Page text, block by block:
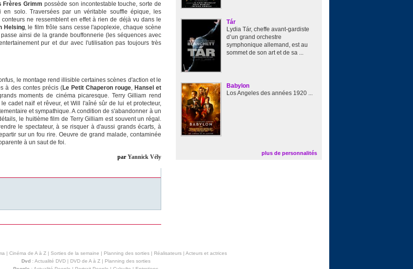
Frères Grimm possède son incontestable touche, sorte de
en solo. Traversées par un véritable souffle épique, les
ne ressemblent en effet à rien de déjà vu dans le
Helsing, le film frôle sans cesse l'apoplexie, chaque scène
ainsi de la grande bouffonnerie (les séquences avec
pur et dur avec l'utilisation pas toujours très
le montage rend illisible certaines scènes d'action et le
à des contes précis (Le Petit Chaperon rouge, Hansel et
moments de cinéma picaresque. Terry Gilliam rend
cadet naïf et rêveur, et Will l'aîné sûr de lui et protecteur,
et sympathique. A condition de s'abandonner à un
le huitième film de Terry Gilliam est souvent un régal.
le spectateur, à se risquer à d'aussi grands écarts, à
sur un fou rire. Oeuvre de grand malade, contaminée
à un saut de foi.
par Yannick Vély
Tár
Lydia Tár, cheffe avant-gardiste
d’un grand orchestre
symphonique allemand, est au
sommet de son art et de sa ...
Babylon
Los Angeles des années 1920 ...
plus de personnalités
| Cinéma de A à Z| Sorties de la semaine | Planning des sorties| Réalisateurs| Acteurs et actrices
Dvd: Actualité DVD| DVD de A à Z| Planning des sorties